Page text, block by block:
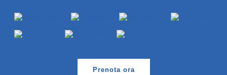
Prenota ora